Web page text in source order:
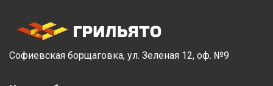
Софиевская борщаговка, ул. Зеленая 12, оф. №9